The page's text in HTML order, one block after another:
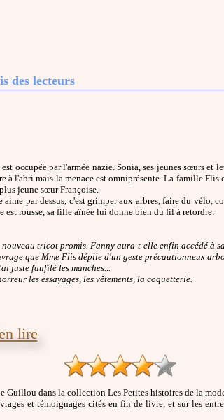
des lecteurs
occupée par l'armée nazie. Sonia, ses jeunes sœurs
à l'abri mais la menace est omniprésente. La famille
jeune sœur Françoise.
par dessus, c'est grimper aux arbres, faire du vélo,
est rousse, sa fille aînée lui donne bien du fil à retordre.
tricot promis. Fanny aura-t-elle enfin accédé à
que Mme Flis déplie d'un geste précautionneux
juste faufilé les manches...
les essayages, les vêtements, la coquetterie.
lire
Guillou dans la collection Les Petites histoires de la
et témoignages cités en fin de livre, et sur les